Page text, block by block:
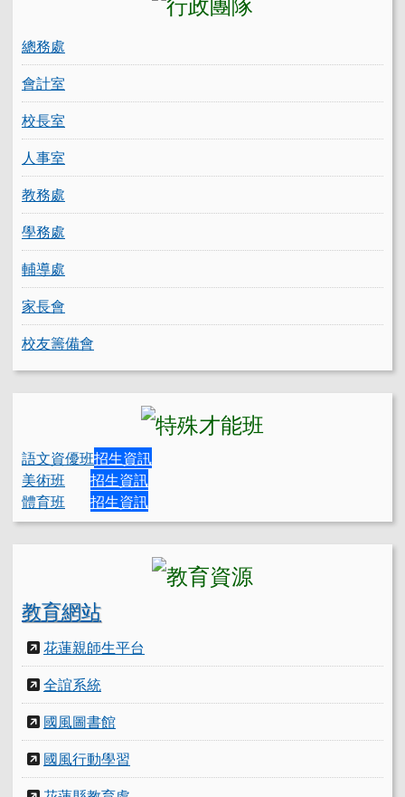
總務處
會計室
校長室
人事室
教務處
學務處
輔導處
家長會
校友籌備會
語文資優班招生資訊
美術班
招生資訊
體育班
招生資訊
教育網站
花蓮親師生平台
全誼系統
國風圖書館
國風行動學習